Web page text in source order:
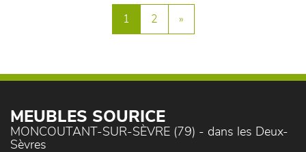
1 2 »
MEUBLES SOURICE
MONCOUTANT-SUR-SÈVRE (79) - dans les Deux-
Sèvres